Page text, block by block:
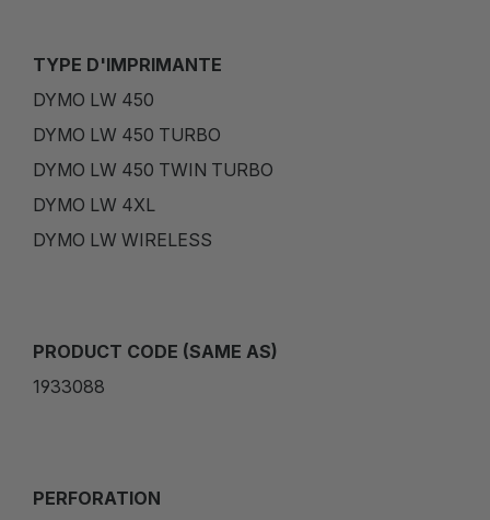
TYPE D'IMPRIMANTE
DYMO LW 450
DYMO LW 450 TURBO
DYMO LW 450 TWIN TURBO
DYMO LW 4XL
DYMO LW WIRELESS
PRODUCT CODE (SAME AS)
1933088
PERFORATION